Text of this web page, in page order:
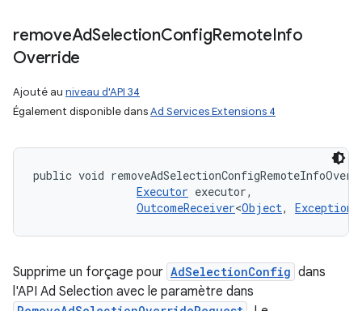
removeAdSelectionConfigRemoteInfo
Override
Ajouté au niveau d'API 34
Également disponible dansAd Services Extensions 4
public void
Executor executor,
OutcomeReceiver<Object, Exception
Supprime un forçage pour AdSelectionConfig dans
l'API Ad Selection avec le paramètre dans